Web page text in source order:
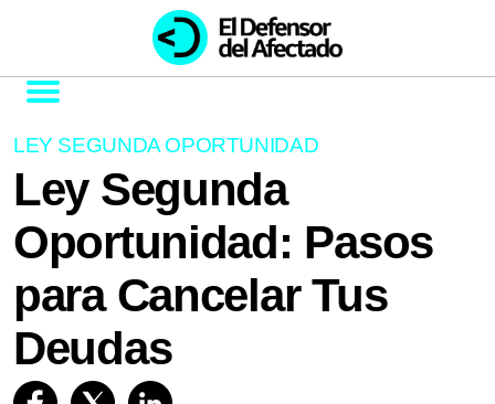
LEY SEGUNDA OPORTUNIDAD
Ley Segunda
Oportunidad: Pasos
para Cancelar Tus
Deudas